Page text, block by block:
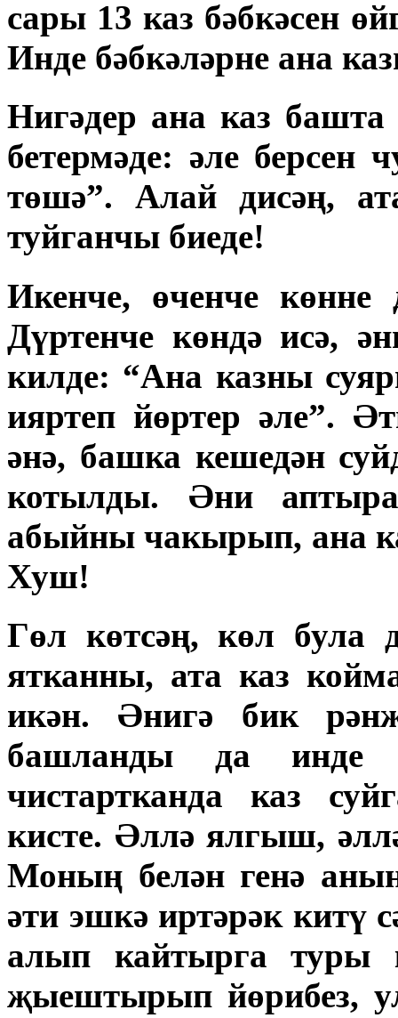
сары 13 каз бәбкәсен
Инде бәбкәләрне ана
Нигәдер ана каз
бетермәде: әле берсен
төшә”. Алай дисәң,
туйганчы биеде!
Икенче, өченче
Дүртенче көндә исә,
килде: “Ана казны
ияртеп йөртер әле”.
әнә, башка кешедән
котылды. Әни
абыйны чакырып, ана
Хуш!
Гөл көтсәң, көл була
ятканны, ата каз
икән. Әнигә бик
башланды да инде
чистартканда каз
кисте. Әллә ялгыш,
Моның белән генә
әти эшкә иртәрәк китү
алып кайтырга туры
җыештырып йөрибез,